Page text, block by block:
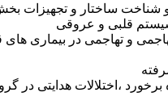
شناخت ساختار و تجهیزات
قلبی و عروقی
و تهاجمی در بیماری
،اختلالات هدایتی در